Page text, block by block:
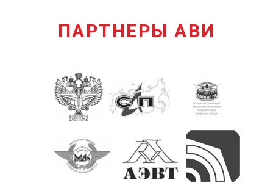
ПАРТНЕРЫ АВИ